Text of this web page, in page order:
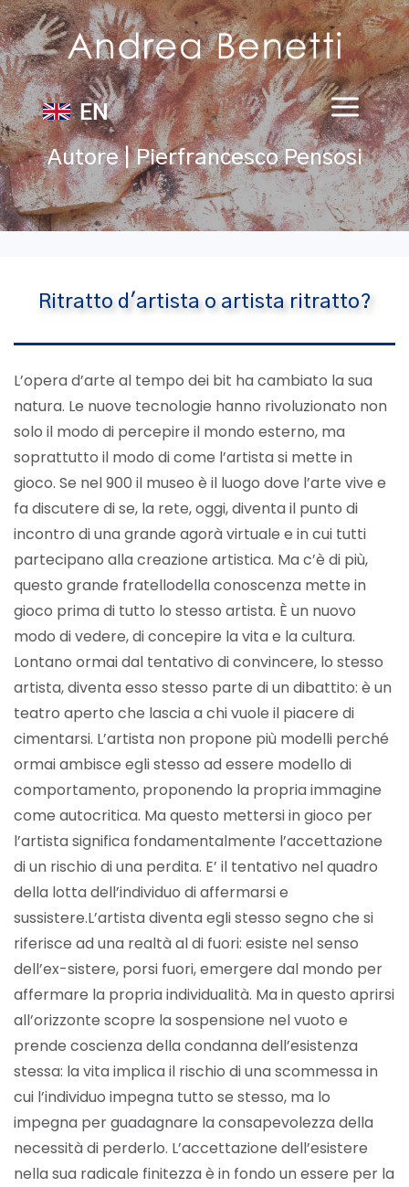
EN
Autore | Pierfrancesco Pensosi
Ritratto d'artista o artista ritratto?
L’opera d’arte al tempo dei bit ha cambiato la sua
natura. Le nuove tecnologie hanno rivoluzionato non
solo il modo di percepire il mondo esterno, ma
soprattutto il modo di come l’artista si mette in
gioco. Se nel 900 il museo è il luogo dove l’arte vive e
fa discutere di se, la rete, oggi, diventa il punto di
incontro di una grande agorà virtuale e in cui tutti
partecipano alla creazione artistica. Ma c’è di più,
questo grande fratellodella conoscenza mette in
gioco prima di tutto lo stesso artista. È un nuovo
modo di vedere, di concepire la vita e la cultura.
Lontano ormai dal tentativo di convincere, lo stesso
artista, diventa esso stesso parte di un dibattito: è un
teatro aperto che lascia a chi vuole il piacere di
cimentarsi. L’artista non propone più modelli perché
ormai ambisce egli stesso ad essere modello di
comportamento, proponendo la propria immagine
come autocritica. Ma questo mettersi in gioco per
l’artista significa fondamentalmente l’accettazione
di un rischio di una perdita. E’ il tentativo nel quadro
della lotta dell’individuo di affermarsi e
sussistere.L’artista diventa egli stesso segno che si
riferisce ad una realtà al di fuori: esiste nel senso
dell’ex-sistere, porsi fuori, emergere dal mondo per
affermare la propria individualità. Ma in questo aprirsi
all’orizzonte scopre la sospensione nel vuoto e
prende coscienza della condanna dell’esistenza
stessa: la vita implica il rischio di una scommessa in
cui l’individuo impegna tutto se stesso, ma lo
impegna per guadagnare la consapevolezza della
necessità di perderlo. L’accettazione dell’esistere
nella sua radicale finitezza è in fondo un essere per la